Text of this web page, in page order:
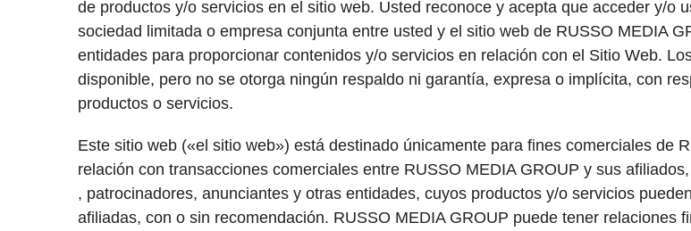
de productos y/o servicios en el sitio web. Usted reconoce y acepta que acceder y/o
sociedad limitada o empresa conjunta entre usted y el sitio web de RUSSO MEDIA
entidades para proporcionar contenidos y/o servicios en relación con el Sitio Web.
disponible, pero no se otorga ningún respaldo ni garantía, expresa o implícita, con
productos o servicios.
Este sitio web («el sitio web») está destinado únicamente para fines comerciales de
relación con transacciones comerciales entre RUSSO MEDIA GROUP y sus
, patrocinadores, anunciantes y otras entidades, cuyos productos y/o servicios
afiliadas, con o sin recomendación. RUSSO MEDIA GROUP puede tener relaciones